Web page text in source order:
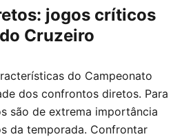
jogos críticos
Cruzeiro
do Campeonato
dos confrontos diretos. Para
são de extrema importância
da temporada. Confrontar